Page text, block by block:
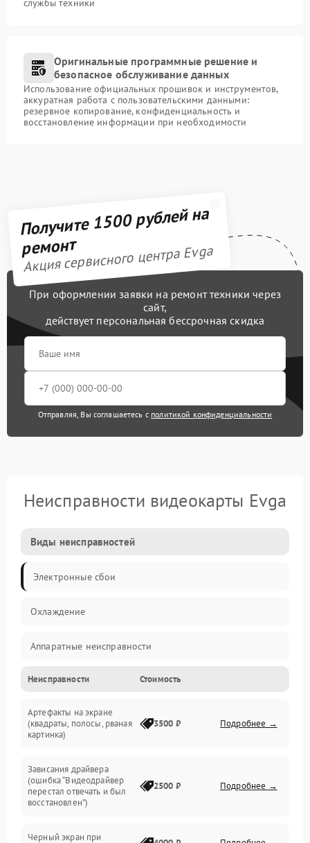
службы техники
Оригинальные программные решение и
безопасное обслуживание данных
Использование официальных прошивок и инструментов,
аккуратная работа с пользовательскими данными:
резервное копирование, конфиденциальность и
восстановление информации при необходимости
Получите 1500 рублей на
ремонт
Акция сервисного центра Evga
При оформлении заявки на ремонт техники через
сайт,
действует персональная бессрочная скидка
Отправляя, Вы соглашаетесь с политикой конфиденциальности
Неисправности видеокарты Evga
Виды неисправностей
Электронные сбои
Охлаждение
Аппаратные неисправности
Перегрев и термопроблемы
Видео
Интерфейсные и коммуникационные проблемы
Неисправности Стоимость
Артефакты на экране
(квадраты, полосы, рваная
картинка)
3500 ₽ Подробнее →
Зависания драйвера
(ошибка “Видеодрайвер
перестал отвечать и был
восстановлен”)
2500 ₽ Подробнее →
Черный экран при